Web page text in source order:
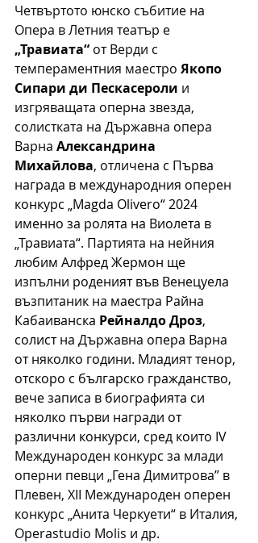
Четвъртото юнско събитие на
Опера в Летния театър е
„Травиата“ от Верди с
темпераментния маестро Якопо
Сипари ди Пескасероли и
изгряващата оперна звезда,
солистката на Държавна опера
Варна Александрина
Михайлова, отличена с Първа
награда в международния оперен
конкурс „Magda Olivero“ 2024
именно за ролята на Виолета в
„Травиата“. Партията на нейния
любим Алфред Жермон ще
изпълни роденият във Венецуела
възпитаник на маестра Райна
Кабаиванска Рейналдо Дроз,
солист на Държавна опера Варна
от няколко години. Младият тенор,
отскоро с българско гражданство,
вече записа в биографията си
няколко първи награди от
различни конкурси, сред които IV
Международен конкурс за млади
оперни певци „Гена Димитрова” в
Плевен, XII Международен оперен
конкурс „Анита Черкуети“ в Италия,
Operastudio Molis и др.